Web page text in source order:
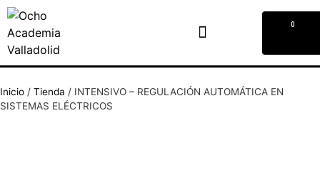
0
Inicio / Tienda / INTENSIVO – REGULACIÓN AUTOMÁTICA EN
SISTEMAS ELÉCTRICOS